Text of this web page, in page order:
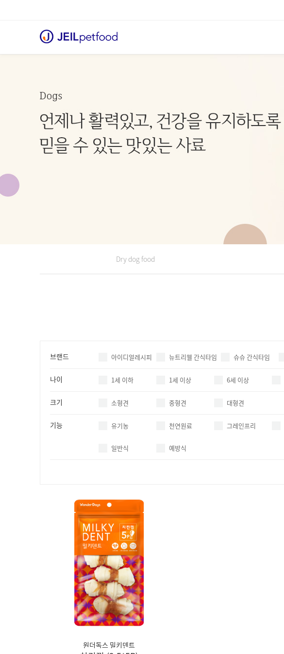
Dry dog food
브랜드 아이디얼레시피 뉴트리웰 간식타임 슈슈 간식타임
나이 1세 이하 1세 이상 6세 이상
크기 소형견 중형견 대형견
기능 유기농 천연원료 그레인프리
일반식 예방식
원더독스 밀키덴트